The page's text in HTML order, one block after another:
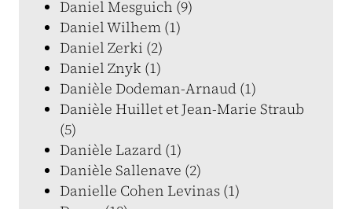
Daniel Mesguich (9)
Daniel Wilhem (1)
Daniel Zerki (2)
Daniel Znyk (1)
Danièle Dodeman-Arnaud (1)
Danièle Huillet et Jean-Marie Straub
(5)
Danièle Lazard (1)
Danièle Sallenave (2)
Danielle Cohen Levinas (1)